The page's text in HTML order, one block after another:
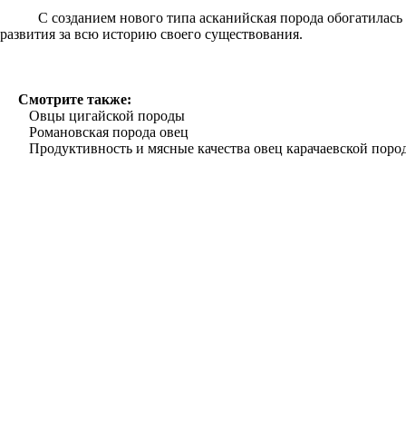
С созданием нового типа асканийская порода
развития за всю историю своего существования.
Смотрите также:
Овцы цигайской породы
Романовская порода овец
Продуктивность и мясные качества овец карачаевской